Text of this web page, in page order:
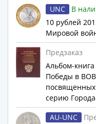
Океания
Азия
Америка
Африка
Европа
Другие
страны
Смешанные
лоты
Антика
UNC
В
10 рублей
Мировой
Предзаказ
Альбом-
Победы в
серию
AU-UNC